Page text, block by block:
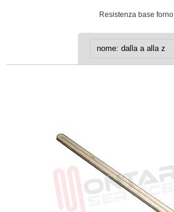
Resistenza base forno